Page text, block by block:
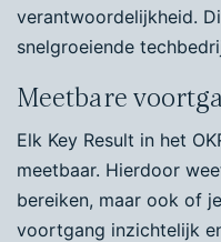
verantwoordelijkheid.
snelgroeiende
Meetbare
Elk Key Result in het
meetbaar. Hierdoor
bereiken, maar ook of
voortgang inzichtelijk